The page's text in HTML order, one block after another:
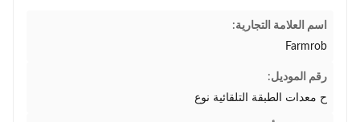
اسم العلامة التجارية:
Farmrob
رقم الموديل:
ح معدات الطبقة التلقائية نوع